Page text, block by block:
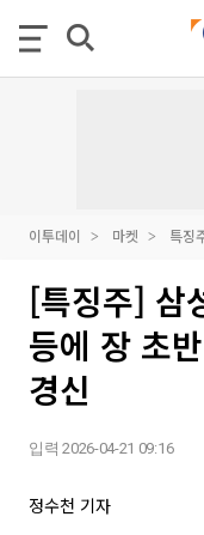
이투데이 마켓 특징
[특징주] 삼
등에 장 초
경신
입력 2026-04-21 09:16
정수천 기자